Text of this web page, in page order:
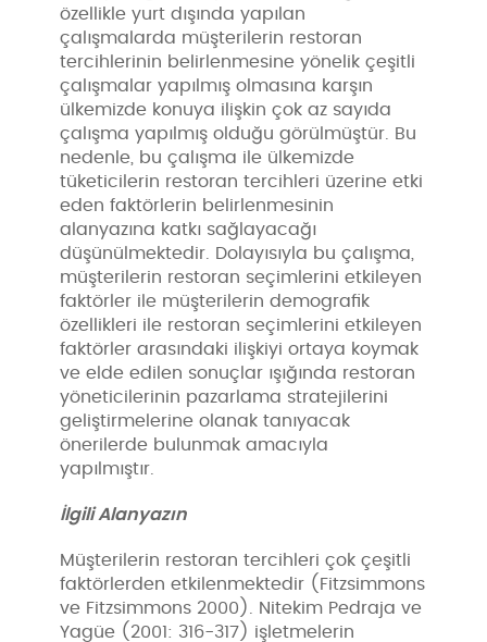
özellikle yurt dışında yapılan
çalışmalarda müşterilerin restoran
tercihlerinin belirlenmesine yönelik çeşitli
çalışmalar yapılmış olmasına karşın
ülkemizde konuya ilişkin çok az sayıda
çalışma yapılmış olduğu görülmüştür. Bu
nedenle, bu çalışma ile ülkemizde
tüketicilerin restoran tercihleri üzerine etki
eden faktörlerin belirlenmesinin
alanyazına katkı sağlayacağı
düşünülmektedir. Dolayısıyla bu çalışma,
müşterilerin restoran seçimlerini etkileyen
faktörler ile müşterilerin demografik
özellikleri ile restoran seçimlerini etkileyen
faktörler arasındaki ilişkiyi ortaya koymak
ve elde edilen sonuçlar ışığında restoran
yöneticilerinin pazarlama stratejilerini
geliştirmelerine olanak tanıyacak
önerilerde bulunmak amacıyla
yapılmıştır.
İlgili Alanyazın
Müşterilerin restoran tercihleri çok çeşitli
faktörlerden etkilenmektedir (Fitzsimmons
ve Fitzsimmons 2000). Nitekim Pedraja ve
Yagüe (2001: 316-317) işletmelerin